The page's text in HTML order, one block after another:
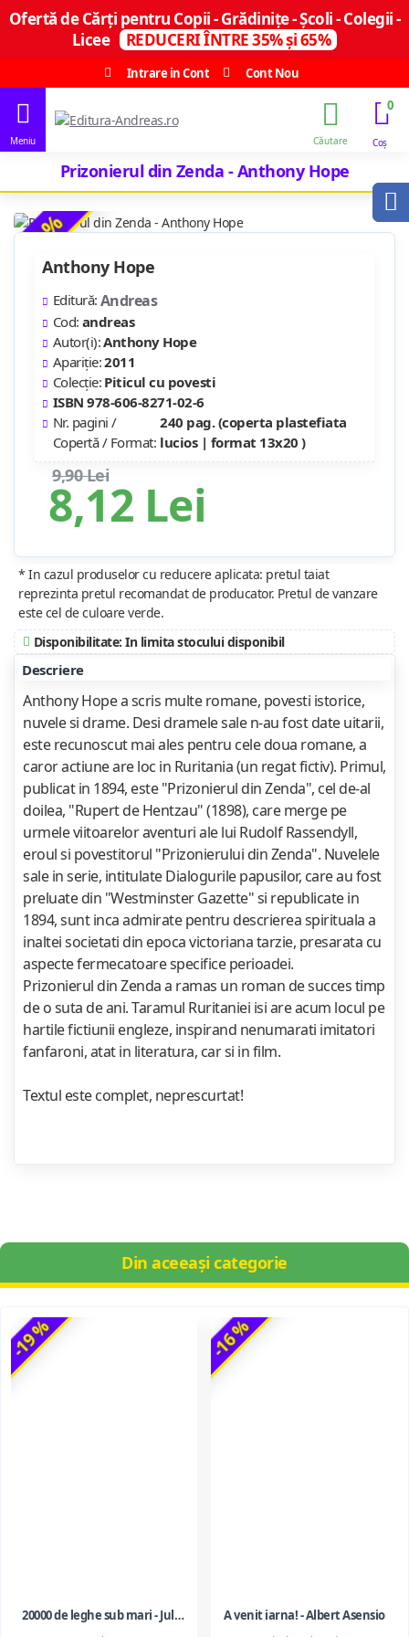
Ofertă de Cărți pentru Copii - Grădinițe - Școli - Colegii -
Licee
REDUCERI ÎNTRE 35% și 65%
Intrare in Cont
Cont Nou
0
Prizonierul din Zenda - Anthony Hope
-18 %
8,12 Lei
9,90 Lei
Anthony Hope
Editură: Andreas
Cod: andreas
Autor(i):Anthony Hope
Apariție:2011
Colecție: Piticul cu povesti
ISBN 978-606-8271-02-6
Nr. pagini /
Copertă / Format:
240 pag. (coperta plastefiata
lucios | format 13x20 )
* In cazul produselor cu reducere aplicata: pretul taiat
reprezinta pretul recomandat de producator. Pretul de vanzare
este cel de culoare verde.
Disponibilitate: In limita stocului disponibil
Descriere
Anthony Hope a scris multe romane, povesti istorice,
nuvele si drame. Desi dramele sale n-au fost date uitarii,
este recunoscut mai ales pentru cele doua romane, a
caror actiune are loc in Ruritania (un regat fictiv). Primul,
publicat in 1894, este "Prizonierul din Zenda", cel de-al
doilea, "Rupert de Hentzau" (1898), care merge pe
urmele viitoarelor aventuri ale lui Rudolf Rassendyll,
eroul si povestitorul "Prizonierului din Zenda". Nuvelele
sale in serie, intitulate Dialogurile papusilor, care au fost
preluate din "Westminster Gazette" si republicate in
1894, sunt inca admirate pentru descrierea spirituala a
inaltei societati din epoca victoriana tarzie, presarata cu
aspecte fermecatoare specifice perioadei.
Prizonierul din Zenda a ramas un roman de succes timp
de o suta de ani. Taramul Ruritaniei isi are acum locul pe
hartile fictiunii engleze, inspirand nenumarati imitatori
fanfaroni, atat in literatura, car si in film.
Textul este complet, neprescurtat!
Din aceeași categorie
-19 %
20000 de leghe sub mari - Jules Verne
-16 %
A venit iarna! - Albert Asensio